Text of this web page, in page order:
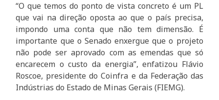
“O que temos do ponto de vista concreto é um PL
que vai na direção oposta ao que o país precisa,
impondo uma conta que não tem dimensão. É
importante que o Senado enxergue que o projeto
não pode ser aprovado com as emendas que só
encarecem o custo da energia”, enfatizou Flávio
Roscoe, presidente do Coinfra e da Federação das
Indústrias do Estado de Minas Gerais (FIEMG).